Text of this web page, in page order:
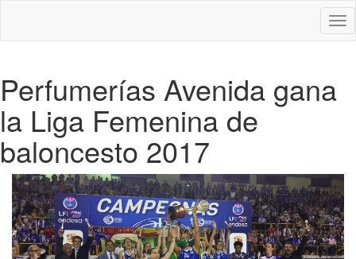
Perfumerías Avenida gana
la Liga Femenina de
baloncesto 2017